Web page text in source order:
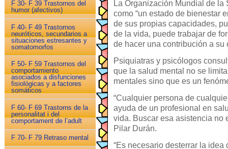
F 30- F 39 Trastornos del
humor (afectivos)
F 40- F 49 Trastornos
neuróticos, secundarios a
situaciones estresantes y
somatomorfos
F 50- F 59 Trastornos del
comportamiento
asociados a disfunciones
fisiológicas y a factores
somáticos
F 60- F 69 Trastorns de la
personalitat i del
comportament de l’adult
F 70- F 79 Retraso mental
La Organización Mundial de
como “un estado de bienestar
de sus propias capacidades,
de la vida, puede trabajar de
de hacer una contribución a su
Psiquiatras y psicólogos
que la salud mental no se
mentales sino que es un
“Cualquier persona de
ayuda de un profesional en
vida. Buscar esa asistencia no
Pilar Durán.
“Es necesario desterrar la